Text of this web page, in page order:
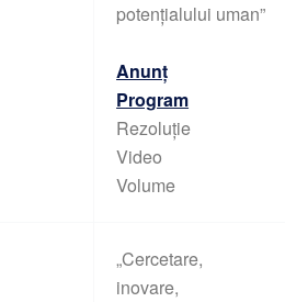
potenţialului uman”
Anunț
Program
Rezoluție
Video
Volume
„Cercetare,
inovare,